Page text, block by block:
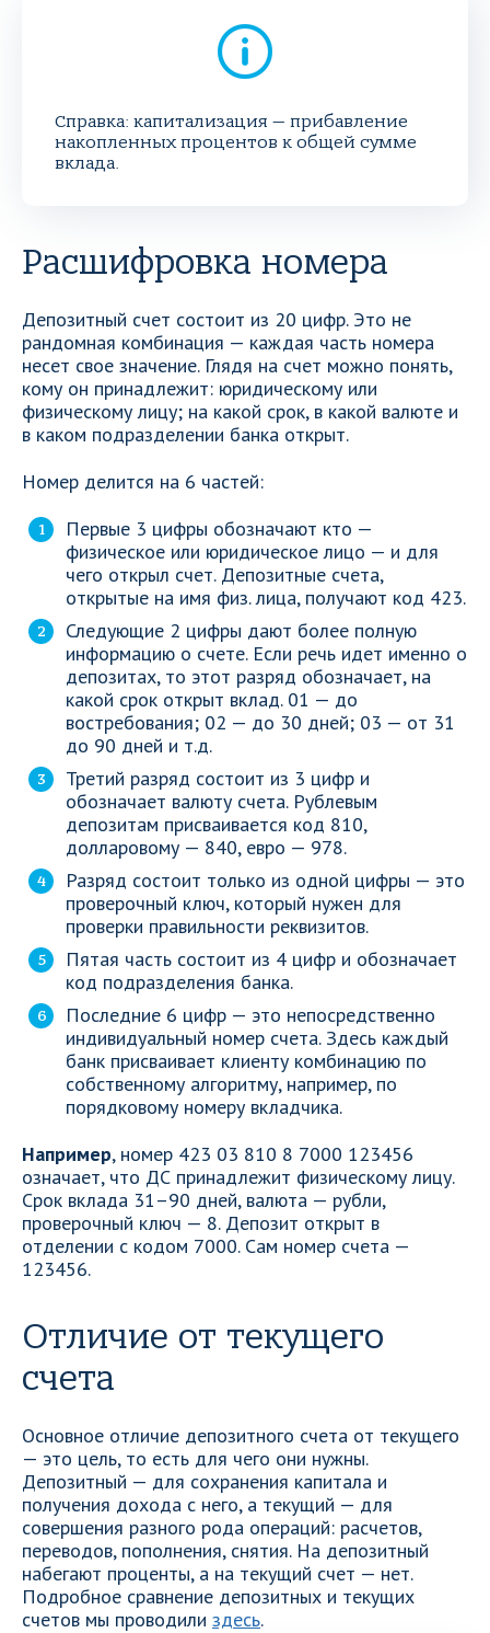
Справка: капитализация — прибавление
накопленных процентов к общей сумме
вклада.
Расшифровка номера
Депозитный счет состоит из 20 цифр. Это не
рандомная комбинация — каждая часть номера
несет свое значение. Глядя на счет можно понять,
кому он принадлежит: юридическому или
физическому лицу; на какой срок, в какой валюте и
в каком подразделении банка открыт.
Номер делится на 6 частей:
Первые 3 цифры обозначают кто —
физическое или юридическое лицо — и для
чего открыл счет. Депозитные счета,
открытые на имя физ. лица, получают код 423.
Следующие 2 цифры дают более полную
информацию о счете. Если речь идет именно о
депозитах, то этот разряд обозначает, на
какой срок открыт вклад. 01 — до
востребования; 02 — до 30 дней; 03 — от 31
до 90 дней и т.д.
Третий разряд состоит из 3 цифр и
обозначает валюту счета. Рублевым
депозитам присваивается код 810,
долларовому — 840, евро — 978.
Разряд состоит только из одной цифры — это
проверочный ключ, который нужен для
проверки правильности реквизитов.
Пятая часть состоит из 4 цифр и обозначает
код подразделения банка.
Последние 6 цифр — это непосредственно
индивидуальный номер счета. Здесь каждый
банк присваивает клиенту комбинацию по
собственному алгоритму, например, по
порядковому номеру вкладчика.
Например, номер 423 03 810 8 7000 123456
означает, что ДС принадлежит физическому лицу.
Срок вклада 31–90 дней, валюта — рубли,
проверочный ключ — 8. Депозит открыт в
отделении с кодом 7000. Сам номер счета —
123456.
Отличие от текущего
счета
Основное отличие депозитного счета от текущего
— это цель, то есть для чего они нужны.
Депозитный — для сохранения капитала и
получения дохода с него, а текущий — для
совершения разного рода операций: расчетов,
переводов, пополнения, снятия. На депозитный
набегают проценты, а на текущий счет — нет.
Подробное сравнение депозитных и текущих
счетов мы проводили здесь.